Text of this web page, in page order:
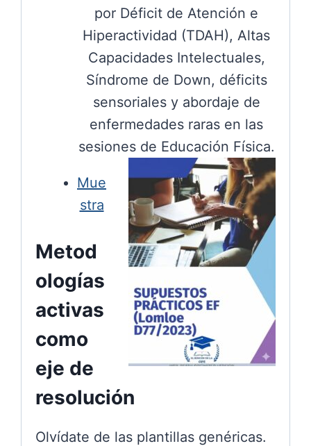
por Déficit de Atención e
Hiperactividad (TDAH), Altas
Capacidades Intelectuales,
Síndrome de Down, déficits
sensoriales y abordaje de
enfermedades raras en las
sesiones de Educación Física.
Mue
stra
Metod
ologías
activas
como
eje de
resolución
Olvídate de las plantillas genéricas.